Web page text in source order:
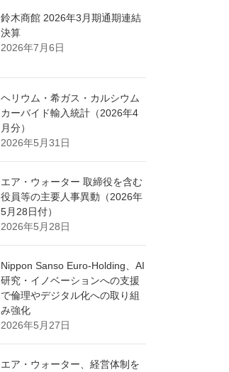
鈴木商館 2026年3月期通期連結
決算
2026年7月6日
ヘリウム・希ガス・カルシウム
カーバイド輸入統計（2026年4
月分）
2026年5月31日
エア・ウォーター 取締役を含む
役員等の主要人事異動（2026年
5月28日付）
2026年5月28日
Nippon Sanso Euro-Holding、AI
研究・イノベーションへの支援
で倫理やデジタル化への取り組
み強化
2026年5月27日
エア・ウォーター、経営体制を